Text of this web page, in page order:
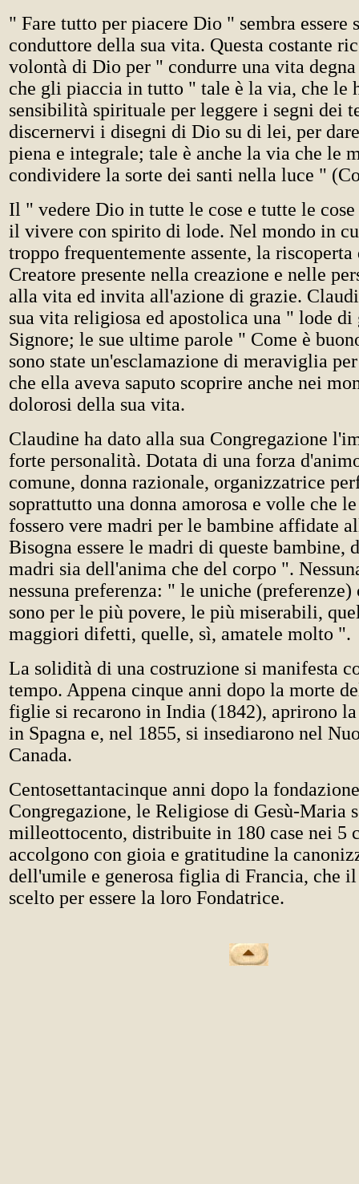
" Fare tutto per piacere Dio " sembra
conduttore della sua vita. Questa costante
volontà di Dio per " condurre una vita
che gli piaccia in tutto " tale è la via, che le
sensibilità spirituale per leggere i segni dei
discernervi i disegni di Dio su di lei, per
piena e integrale; tale è anche la via che le
condividere la sorte dei santi nella luce "
Il " vedere Dio in tutte le cose e tutte le
il vivere con spirito di lode. Nel mondo in
troppo frequentemente assente, la
Creatore presente nella creazione e nelle
alla vita ed invita all'azione di grazie.
sua vita religiosa ed apostolica una " lode
Signore; le sue ultime parole " Come è
sono state un'esclamazione di meraviglia
che ella aveva saputo scoprire anche nei
dolorosi della sua vita.
Claudine ha dato alla sua Congregazione
forte personalità. Dotata di una forza
comune, donna razionale, organizzatrice
soprattutto una donna amorosa e volle che
fossero vere madri per le bambine affidate
Bisogna essere le madri di queste bambine,
madri sia dell'anima che del corpo ".
nessuna preferenza: " le uniche
sono per le più povere, le più miserabili,
maggiori difetti, quelle, sì, amatele molto ".
La solidità di una costruzione si manifesta
tempo. Appena cinque anni dopo la morte
figlie si recarono in India (1842), aprirono
in Spagna e, nel 1855, si insediarono nel
Canada.
Centosettantacinque anni dopo la
Congregazione, le Religiose di Gesù-Maria
milleottocento, distribuite in 180 case nei 5
accolgono con gioia e gratitudine la
dell'umile e generosa figlia di Francia, che
scelto per essere la loro Fondatrice.